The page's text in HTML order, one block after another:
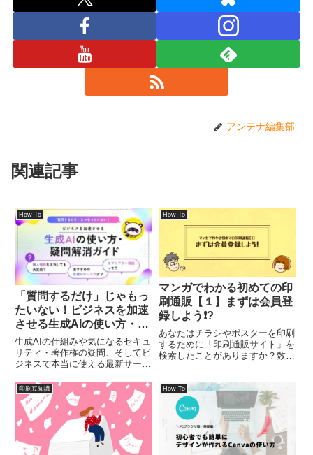
アンテナ編集部
関連記事
How To
「質問するだけ」じゃもっ
たいない！ビジネスを加速
させる生成AIの使い方・疑
問解消ガイド
生成AIの仕組みや気になるセキュ
リティ・著作権の疑問、そしてビ
ジネスで本当に使える最新サービ
く解説。「ChatGPTやGeminiに
質問をしたことはあるけど、それ
以上の活用方法がわからない」
「画像を作れるのは知ってるけ
ど、ビジネスにどう生かせる
の？」生成AIの価値はそれだけで
How To
マンガでわかる初めての印
刷通販【１】まずは会員登
録しよう❗?
あなたはチラシやポスターを印刷
するために「印刷通販サイト」を
検索したことがありますか？数お
頼めばいいのか？」「どういった
違いがあるのか？」といったこと
はパッと見ではわかりにくいも
の...
印刷豆知識 How To